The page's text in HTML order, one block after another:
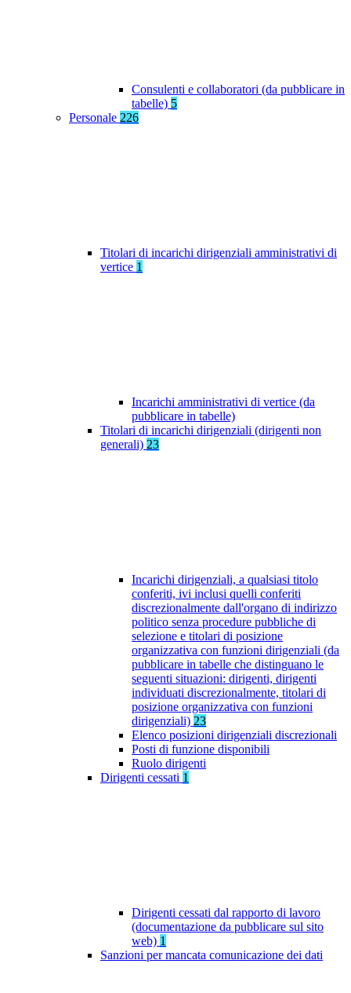
Consulenti e collaboratori (da pubblicare in
tabelle) 5
Personale 226
Titolari di incarichi dirigenziali amministrativi di
vertice 1
Incarichi amministrativi di vertice (da
pubblicare in tabelle)
Titolari di incarichi dirigenziali (dirigenti non
generali) 23
Incarichi dirigenziali, a qualsiasi titolo
conferiti, ivi inclusi quelli conferiti
discrezionalmente dall'organo di indirizzo
politico senza procedure pubbliche di
selezione e titolari di posizione
organizzativa con funzioni dirigenziali (da
pubblicare in tabelle che distinguano le
seguenti situazioni: dirigenti, dirigenti
individuati discrezionalmente, titolari di
posizione organizzativa con funzioni
dirigenziali) 23
Elenco posizioni dirigenziali discrezionali
Posti di funzione disponibili
Ruolo dirigenti
Dirigenti cessati 1
Dirigenti cessati dal rapporto di lavoro
(documentazione da pubblicare sul sito
web) 1
Sanzioni per mancata comunicazione dei dati